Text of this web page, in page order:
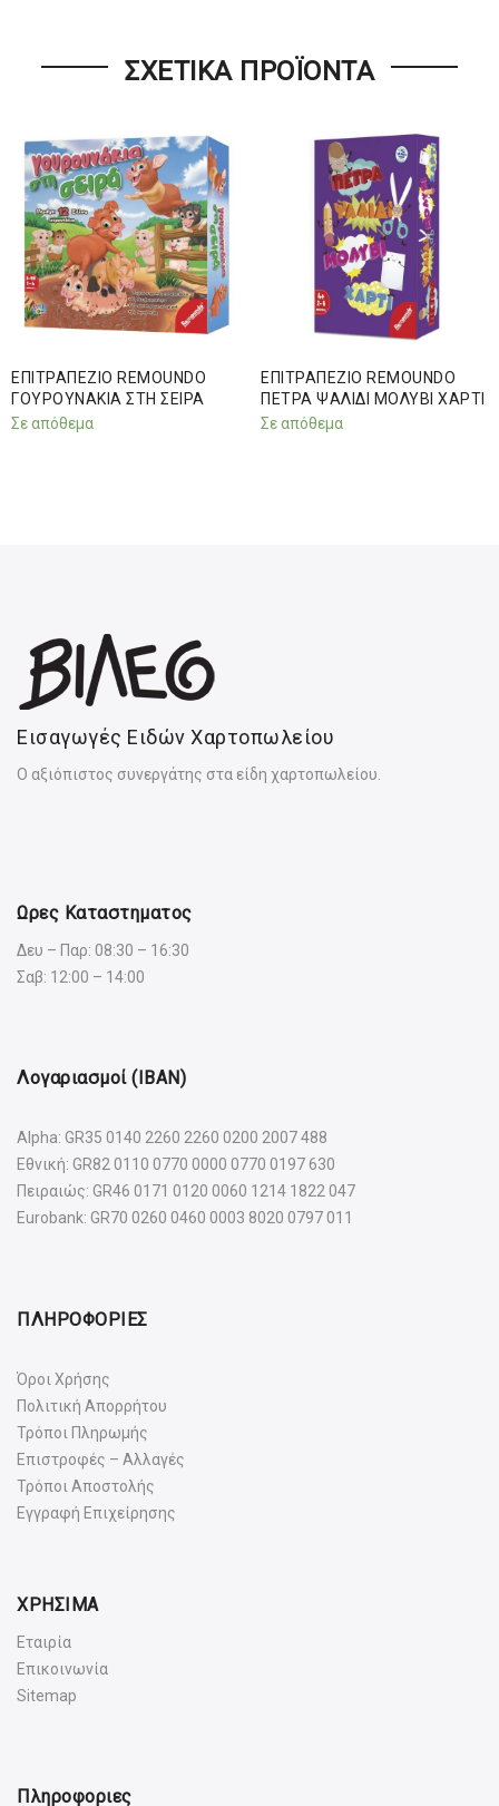
ΣΧΕΤΙΚΆ ΠΡΟΪΌΝΤΑ
ΕΠΙΤΡΑΠΕΖΙΟ REMOUNDO
ΓΟΥΡΟΥΝΑΚΙΑ ΣΤΗ ΣΕΙΡΑ
Σε απόθεμα
ΕΠΙΤΡΑΠΕΖΙΟ REMOUNDO
ΠΕΤΡΑ ΨΑΛΙΔΙ ΜΟΛΥΒΙ ΧΑΡΤΙ
Σε απόθεμα
Εισαγωγές Ειδών Χαρτοπωλείου
Ο αξιόπιστος συνεργάτης στα είδη χαρτοπωλείου.
Ωρες Καταστηματος
Δευ – Παρ: 08:30 – 16:30
Σαβ: 12:00 – 14:00
Λογαριασμοί (IBAN)
Alpha: GR35 0140 2260 2260 0200 2007 488
Εθνική: GR82 0110 0770 0000 0770 0197 630
Πειραιώς: GR46 0171 0120 0060 1214 1822 047
Eurobank: GR70 0260 0460 0003 8020 0797 011
ΠΛΗΡΟΦΟΡΙΕΣ
Όροι Χρήσης
Πολιτική Απορρήτου
Τρόποι Πληρωμής
Επιστροφές – Αλλαγές
Τρόποι Αποστολής
Εγγραφή Επιχείρησης
ΧΡΗΣΙΜΑ
Εταιρία
Επικοινωνία
Sitemap
Πληροφοριες